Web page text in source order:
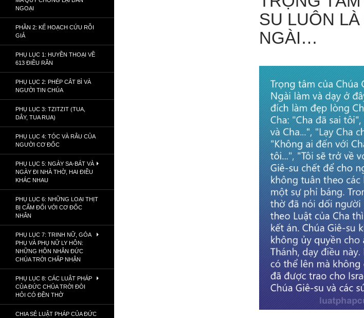
SU LUÔN
NGÀI…
NGOẠI
PHẦN 2: KẾ HOẠCH CỨU RỖI
GIẢ
PHỤ LỤC 1: HUYỀN THOẠI VỀ
613 ĐIỀU RĂN
PHỤ LỤC 2: PHÉP CẮT BÌ VÀ
NGƯỜI TIN CHÚA
PHỤ LỤC 3: TZITZIT (TUA,
DÂY, TUA RUA)
PHỤ LỤC 4: TÓC VÀ RÂU CỦA
NGƯỜI CƠ ĐỐC
PHỤ LỤC 5: NGÀY SA-BÁT VÀ
NGÀY ĐI NHÀ THỜ, HAI ĐIỀU
KHÁC NHAU
PHỤ LỤC 6: NHỮNG LOẠI THỊT
BỊ CẤM ĐỐI VỚI CƠ ĐỐC
NHÂN
PHỤ LỤC 7: TRINH NỮ, GÓA
PHỤ VÀ PHỤ NỮ LY HÔN:
NHỮNG HÔN NHÂN ĐỨC
CHÚA TRỜI CHẤP NHẬN
PHỤ LỤC 8: CÁC LUẬT PHÁP
CỦA ĐỨC CHÚA TRỜI ĐÒI
HỎI CÓ ĐỀN THỜ
CHIA SẺ LUẬT PHÁP CỦA ĐỨC